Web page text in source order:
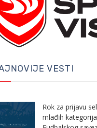
VESTI
Rok za prijavu
mlađih